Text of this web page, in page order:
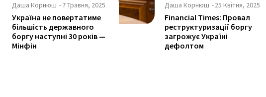
Даша Корнюш -7 Травня, 2025
Україна не повертатиме
більшість державного
боргу наступні 30 років —
Мінфін
Даша Корнюш -25 Квітня, 2025
Financial Times: Провал
реструктуризації боргу
загрожує Україні
дефолтом